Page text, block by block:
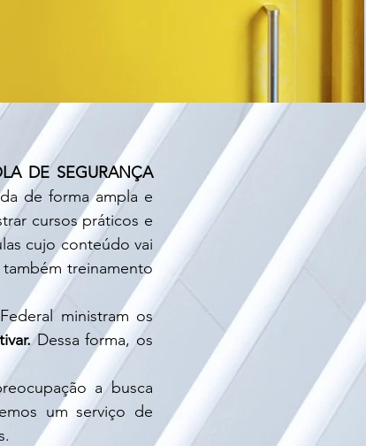
DE SEGURANÇA
de forma ampla e
cursos práticos e
cujo conteúdo vai
treinamento
ministram os
Dessa forma, os
a busca
um serviço de